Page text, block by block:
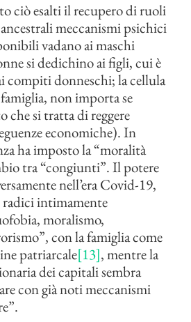
ciò esalti il recupero di ruoli
meccanismi psichici
vadano ai maschi
si dedichino ai figli, cui è
compiti donneschi; la cellula
non importa se
che si tratta di reggere
economiche). In
ha imposto la “moralità
tra “congiunti”. Il potere
nell’era Covid-19,
radici intimamente
moralismo,
con la famiglia come
patriarcale[13], mentre la
dei capitali sembra
con già noti meccanismi